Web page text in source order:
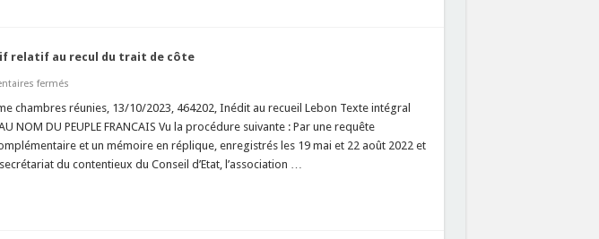
relatif au recul du trait de côte
ferméssur
du
dispositif
relatif
au
recul
du
chambres réunies, 13/10/2023, 464202, Inédit au recueil Lebon Texte intégral
AU NOM DU PEUPLE FRANCAIS Vu la procédure suivante : Par une requête
et un mémoire en réplique, enregistrés les 19 mai et 22 août 2022 et
du contentieux du Conseil d’Etat, l’association …